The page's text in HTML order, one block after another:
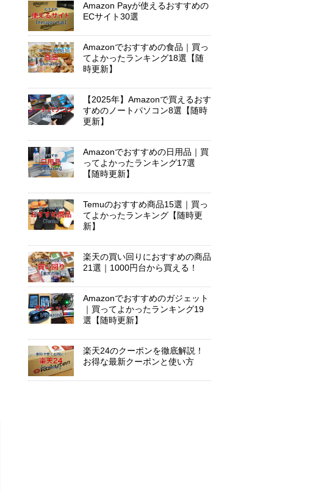
Amazon Payが使えるおすすめの
ECサイト30選
Amazonでおすすめの食品｜買っ
てよかったランキング18選【随
時更新】
【2025年】Amazonで買えるおす
すめのノートパソコン8選【随時
更新】
Amazonでおすすめの日用品｜買
ってよかったランキング17選
【随時更新】
Temuのおすすめ商品15選｜買っ
てよかったランキング【随時更
新】
楽天の買い回りにおすすめの商品
21選｜1000円台から買える！
Amazonでおすすめのガジェット
｜買ってよかったランキング19
選【随時更新】
楽天24のクーポンを徹底解説！
お得な最新クーポンと使い方